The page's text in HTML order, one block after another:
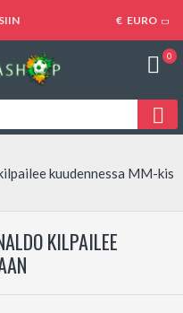
€ EURO
0
kuudennessa MM-kis
KILPAILEE